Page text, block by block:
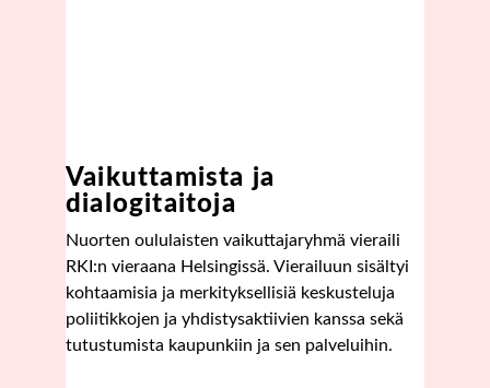
Vaikuttamista ja
dialogitaitoja
Nuorten oululaisten vaikuttajaryhmä vieraili
RKI:n vieraana Helsingissä. Vierailuun sisältyi
kohtaamisia ja merkityksellisiä keskusteluja
poliitikkojen ja yhdistysaktiivien kanssa sekä
tutustumista kaupunkiin ja sen palveluihin.